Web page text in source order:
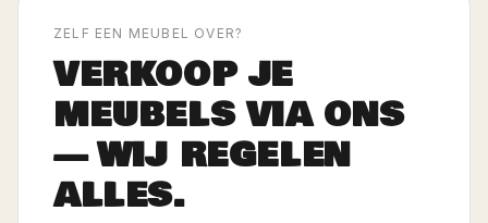
ZELF EEN MEUBEL OVER?
VERKOOP JE
MEUBELS VIA ONS
— WIJ REGELEN
ALLES.